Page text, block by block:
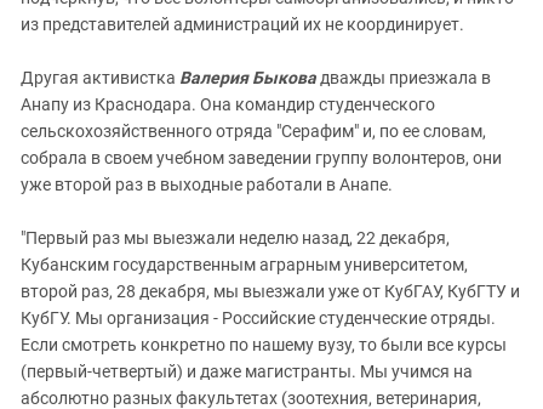
из представителей администраций их не координирует.
Другая активистка Валерия Быкова дважды приезжала в
Анапу из Краснодара. Она командир студенческого
сельскохозяйственного отряда "Серафим" и, по ее словам,
собрала в своем учебном заведении группу волонтеров, они
уже второй раз в выходные работали в Анапе.
"Первый раз мы выезжали неделю назад, 22 декабря,
Кубанским государственным аграрным университетом,
второй раз, 28 декабря, мы выезжали уже от КубГАУ, КубГТУ и
КубГУ. Мы организация - Российские студенческие отряды.
Если смотреть конкретно по нашему вузу, то были все курсы
(первый-четвертый) и даже магистранты. Мы учимся на
абсолютно разных факультетах (зоотехния, ветеринария,